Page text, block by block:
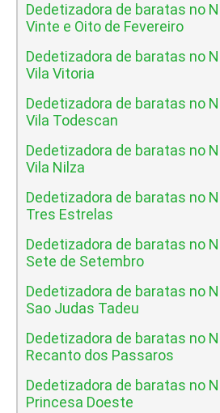
Dedetizadora de baratas no
Vinte e Oito de Fevereiro
Dedetizadora de baratas no
Vila Vitoria
Dedetizadora de baratas no
Vila Todescan
Dedetizadora de baratas no
Vila Nilza
Dedetizadora de baratas no
Tres Estrelas
Dedetizadora de baratas no
Sete de Setembro
Dedetizadora de baratas no
Sao Judas Tadeu
Dedetizadora de baratas no
Recanto dos Passaros
Dedetizadora de baratas no
Princesa Doeste